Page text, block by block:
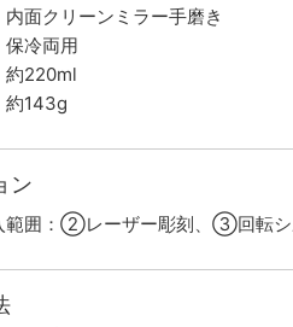
内面クリーンミラー手磨き
保冷両用
約220ml
約143g
ン
範囲：②レーザー彫刻、③回転シ